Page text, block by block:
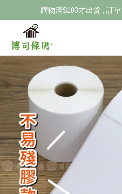
購物滿$100才出貨 , 訂